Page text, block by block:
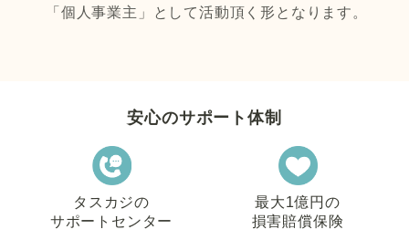
「個人事業主」として活動頂く形となります。
安心のサポート体制
タスカジの
サポートセンター
最大1億円の
損害賠償保険